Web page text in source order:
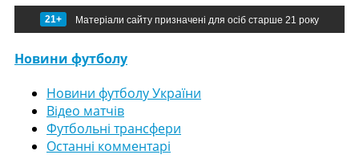
21+ Матеріали сайту призначені для осіб старше 21 року
Новини футболу
Новини футболу України
Відео матчів
Футбольні трансфери
Останні комментарі